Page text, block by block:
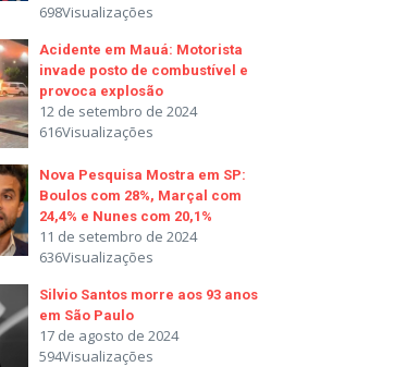
698Visualizações
Acidente em Mauá: Motorista
invade posto de combustível e
provoca explosão
12 de setembro de 2024
616Visualizações
Nova Pesquisa Mostra em SP:
Boulos com 28%, Marçal com
24,4% e Nunes com 20,1%
11 de setembro de 2024
636Visualizações
Silvio Santos morre aos 93 anos
em São Paulo
17 de agosto de 2024
594Visualizações